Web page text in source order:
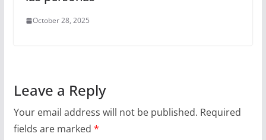
October 28, 2025
Leave a Reply
Your email address will not be published. Required
fields are marked *